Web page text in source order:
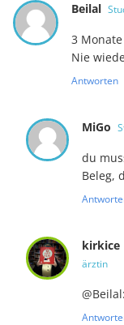
Beilal
3
Nie
Antworten
MiGo
du
Beleg,
kirkice
ärztin